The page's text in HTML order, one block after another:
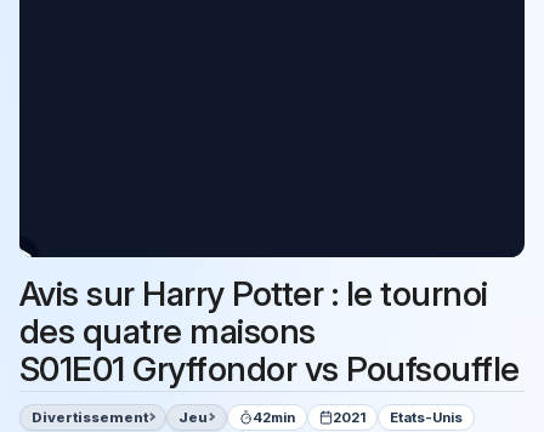
Avis sur Harry Potter : le tournoi
des quatre maisons
S01E01 Gryffondor vs Poufsouffle
Divertissement Jeu 42min 2021 Etats-Unis